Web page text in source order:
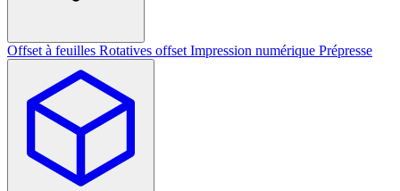
Offset à feuilles Rotatives offset Impression numérique Prépresse